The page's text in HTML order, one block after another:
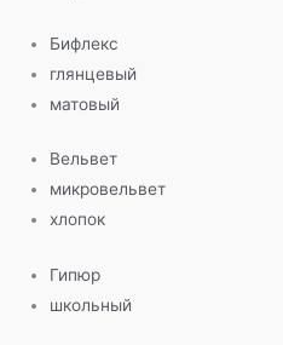
Бифлекс
глянцевый
матовый
Вельвет
микровельвет
хлопок
Гипюр
школьный